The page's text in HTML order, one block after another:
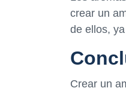
crear un
de ellos,
Crear un